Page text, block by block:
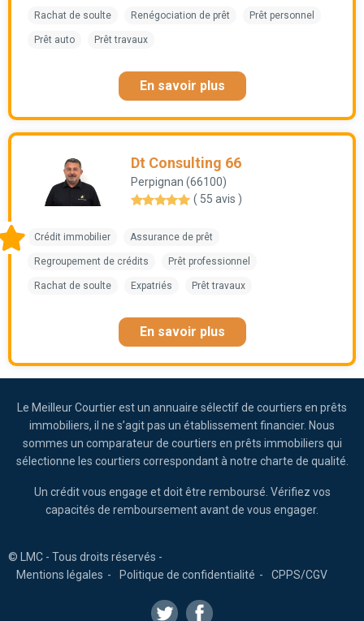
Rachat de soulte Renégociation de prêt Prêt personnel
Prêt auto Prêt travaux
En savoir plus
Dt Consulting 66
Perpignan (66100)
( 55 avis )
Crédit immobilier Assurance de prêt
Regroupement de crédits Prêt professionnel
Rachat de soulte Expatriés Prêt travaux
En savoir plus
Le Meilleur Courtier est un annuaire sélectif de courtiers en prêts
immobiliers, il ne s’agit pas un établissement financier. Nous
sommes un comparateur de courtiers en prêts immobiliers qui
sélectionne les courtiers correspondant à notre charte de qualité.
Un crédit vous engage et doit être remboursé. Vérifiez vos
capacités de remboursement avant de vous engager.
© LMC - Tous droits réservés -
Mentions légales
Politique de confidentialité CPPS/CGV